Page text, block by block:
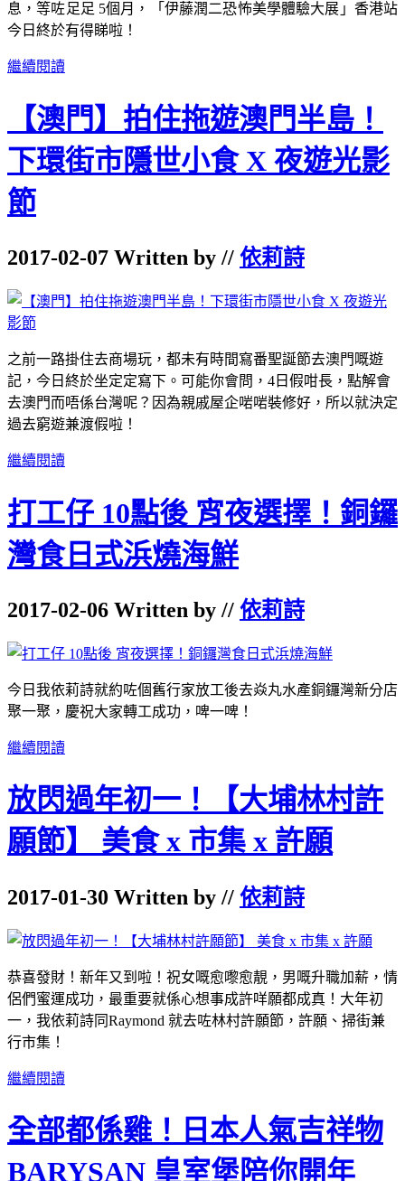
息，等咗足足 5個月，「伊藤潤二恐怖美學體驗大展」香港站
今日終於有得睇啦！
繼續閱讀
【澳門】拍住拖遊澳門半島！
下環街市隱世小食 X 夜遊光影
節
2017-02-07 Written by // 依莉詩
之前一路掛住去商場玩，都未有時間寫番聖誕節去澳門嘅遊
記，今日終於坐定定寫下。可能你會問，4日假咁長，點解會
去澳門而唔係台灣呢？因為親戚屋企啱啱裝修好，所以就決定
過去窮遊兼渡假啦！
繼續閱讀
打工仔 10點後 宵夜選擇！銅鑼
灣食日式浜燒海鮮
2017-02-06 Written by // 依莉詩
今日我依莉詩就約咗個舊行家放工後去焱丸水產銅鑼灣新分店
聚一聚，慶祝大家轉工成功，啤一啤！
繼續閱讀
放閃過年初一！【大埔林村許
願節】 美食 x 市集 x 許願
2017-01-30 Written by // 依莉詩
恭喜發財！新年又到啦！祝女嘅愈嚟愈靚，男嘅升職加薪，情
侶們蜜運成功，最重要就係心想事成許咩願都成真！大年初
一，我依莉詩同Raymond 就去咗林村許願節，許願、掃街兼
行市集！
繼續閱讀
全部都係雞！日本人氣吉祥物
BARYSAN 皇室堡陪你開年